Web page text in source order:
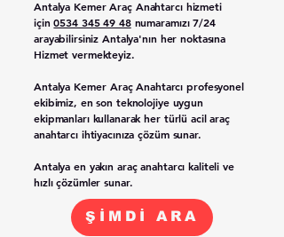
Antalya Kemer Araç Anahtarcı hizmeti
için0534 345 49 48numaramızı 7/24
arayabilirsiniz Antalya'nın her noktasına
Hizmet vermekteyiz.
Antalya Kemer Araç Anahtarcı profesyonel
ekibimiz, en son teknolojiye uygun
ekipmanları kullanarak her türlü acil araç
anahtarcı ihtiyacınıza çözüm sunar.
Antalya en yakın araç anahtarcı kaliteli ve
hızlı çözümler sunar.
ŞİMDİ ARA